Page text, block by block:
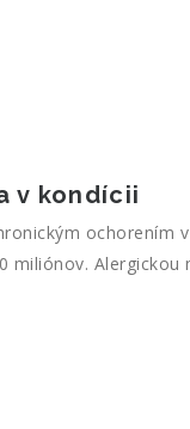
v kondícii
miliónov. Alergickou